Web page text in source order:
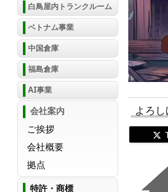
よろ
白鳥屋内トランクルーム
ベトナム事業
中国倉庫
福島倉庫
AI事業
会社案内
ご挨拶
会社概要
拠点
特許・商標